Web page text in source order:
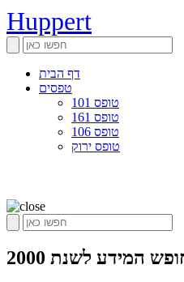
Huppert
דף הבית
טפסים
טופס 101
טופס 161
טופס 106
טופס ירוק
המידע לשנת 2000